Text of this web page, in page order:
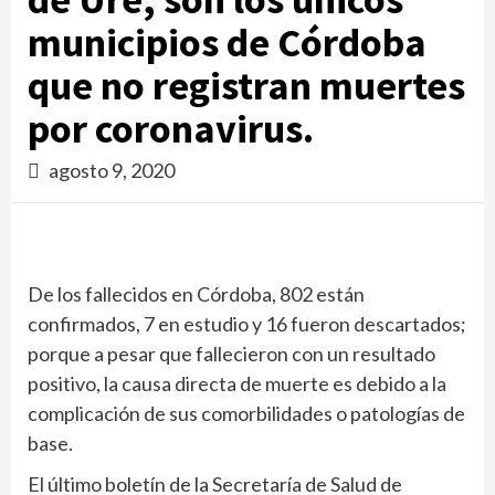
municipios de Córdoba
que no registran muertes
por coronavirus.
agosto 9, 2020
De los fallecidos en Córdoba, 802 están
confirmados, 7 en estudio y 16 fueron descartados;
porque a pesar que fallecieron con un resultado
positivo, la causa directa de muerte es debido a la
complicación de sus comorbilidades o patologías de
base.
El último boletín de la Secretaría de Salud de